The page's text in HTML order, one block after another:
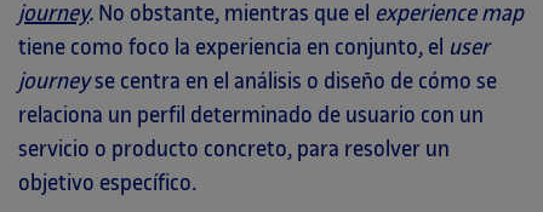
journey. No obstante, mientras que el experience map
tiene como foco la experiencia en conjunto, el user
journeyse centra en el análisis o diseño de cómo se
relaciona un perfil determinado de usuario con un
servicio o producto concreto, para resolver un
objetivo específico.